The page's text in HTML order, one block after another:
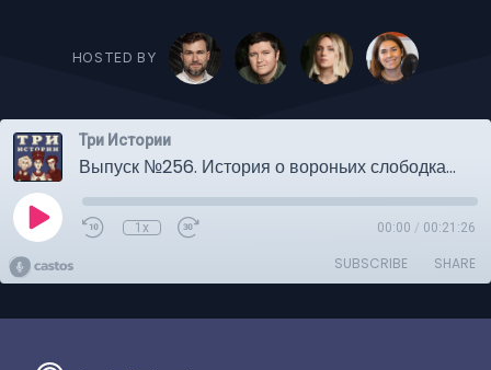
HOSTED BY
Три Истории
Выпуск №256. История о вороньих слободках. СПЕЦИАЛЬНЫЙ ЛЕТНИЙ ФОРМАТ
1x 00:00 / 00:21:26
SUBSCRIBE SHARE